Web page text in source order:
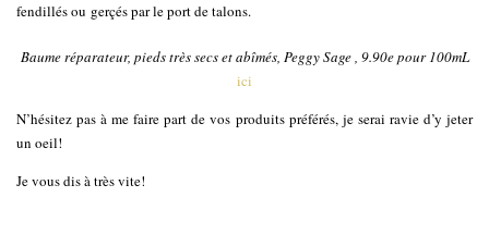
fendillés ou gerçés par le port de talons.
Baume réparateur, pieds très secs et abîmés, Peggy Sage , 9.90e pour 100mL
ici
N’hésitez pas à me faire part de vos produits préférés, je serai ravie d’y jeter
un oeil!
Je vous dis à très vite!